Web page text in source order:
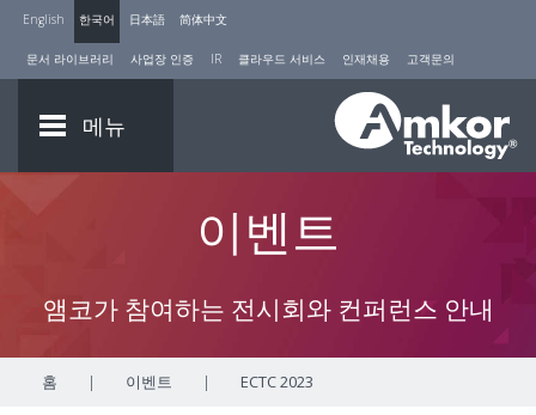
English 한국어 日本語 简体中文
문서 라이브러리 사업장 인증 IR 클라우드 서비스 인재채용 고객문의
메뉴
이벤트
앰코가 참여하는 전시회와 컨퍼런스 안내
홈 | 이벤트 | ECTC 2023